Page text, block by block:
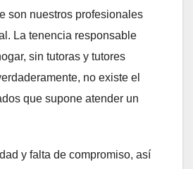
son nuestros profesionales
La tenencia responsable
sin tutoras y tutores
no existe el
que supone atender un
y falta de compromiso, así